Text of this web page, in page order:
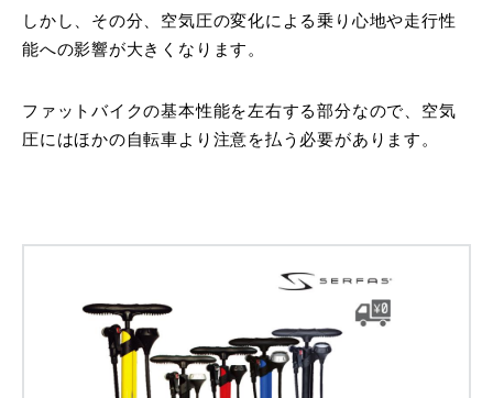
しかし、その分、空気圧の変化による乗り心地や走行性
能への影響が大きくなります。
ファットバイクの基本性能を左右する部分なので、空気
圧にはほかの自転車より注意を払う必要があります。